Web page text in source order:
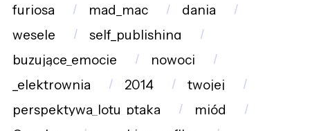
furiosa
mad_mac
dania
wesele
self_publishing
buzujące_emocje
nowoci
_elektrownia
2014
twojej
perspektywa_lotu_ptaka
miód